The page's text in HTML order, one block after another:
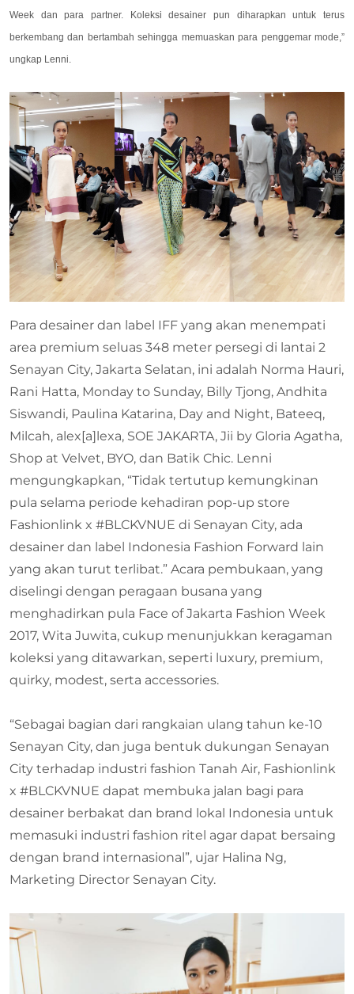
Week dan para partner. Koleksi desainer pun diharapkan untuk terus
berkembang dan bertambah sehingga memuaskan para penggemar mode,”
ungkap Lenni.
Para desainer dan label IFF yang akan menempati
area premium seluas 348 meter persegi di lantai 2
Senayan City, Jakarta Selatan, ini adalah Norma Hauri,
Rani Hatta, Monday to Sunday, Billy Tjong, Andhita
Siswandi, Paulina Katarina, Day and Night, Bateeq,
Milcah, alex[a]lexa, SOE JAKARTA, Jii by Gloria Agatha,
Shop at Velvet, BYO, dan Batik Chic. Lenni
mengungkapkan, “Tidak tertutup kemungkinan
pula selama periode kehadiran pop-up store
Fashionlink x #BLCKVNUE di Senayan City, ada
desainer dan label Indonesia Fashion Forward lain
yang akan turut terlibat.” Acara pembukaan, yang
diselingi dengan peragaan busana yang
menghadirkan pula Face of Jakarta Fashion Week
2017, Wita Juwita, cukup menunjukkan keragaman
koleksi yang ditawarkan, seperti luxury, premium,
quirky, modest, serta accessories.
“Sebagai bagian dari rangkaian ulang tahun ke-10
Senayan City, dan juga bentuk dukungan Senayan
City terhadap industri fashion Tanah Air, Fashionlink
x #BLCKVNUE dapat membuka jalan bagi para
desainer berbakat dan brand lokal Indonesia untuk
memasuki industri fashion ritel agar dapat bersaing
dengan brand internasional”, ujar Halina Ng,
Marketing Director Senayan City.